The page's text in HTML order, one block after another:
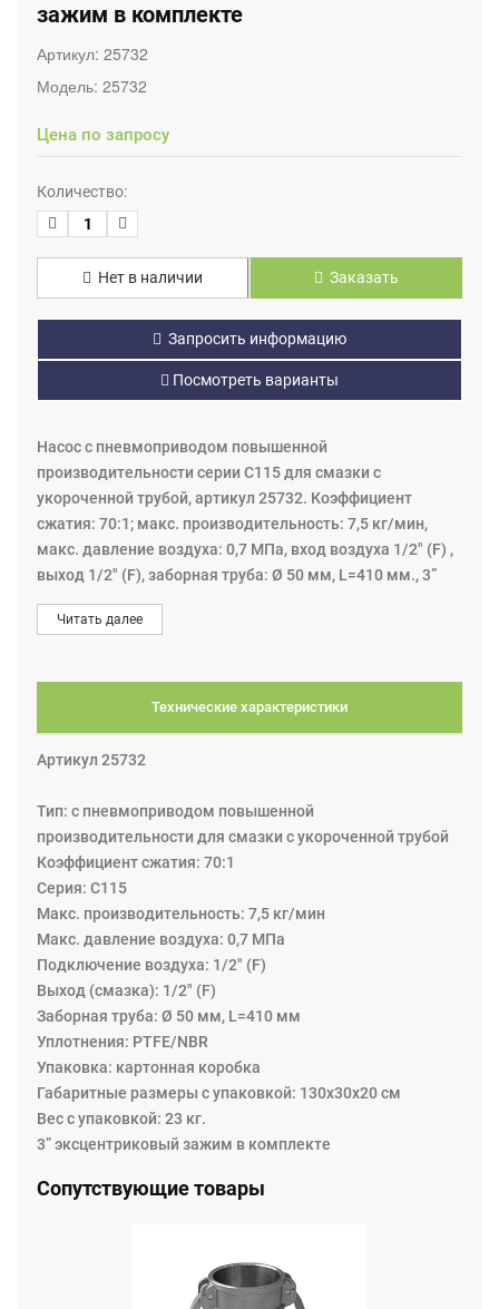
зажим в комплекте
Артикул: 25732
Модель: 25732
Цена по запросу
Количество:
Нет в наличии Заказать
Запросить информацию
Посмотреть варианты
Насос с пневмоприводом повышенной
производительности серии C115 для смазки с
укороченной трубой, артикул 25732. Коэффициент
сжатия: 70:1; макс. производительность: 7,5 кг/мин,
макс. давление воздуха: 0,7 МПа, вход воздуха 1/2" (F) ,
выход 1/2" (F), заборная труба: Ø 50 мм, L=410 мм., 3”
эксцентриковый зажим в комплекте, вес 18 кг.
Насос для смазки 70:1 оснащён уникальным
больших трубопроводных систем, для раздачия смазок
Высокопроизводительные насосы с пневмоприводом
предназначены для выполнения сложных задач в
следующих областях: • Промышленность • Внедорожное
оборудование • Горнодобывающая промышленность и
строительство • Обслуживание большегрузных грузовых
автомобилей • Морские порты. Насосы серии C115 были
специально разработаны для доставки по длинным
трубопроводам или к нескольким точкам раздачи всех
видов масла и смазки при постоянном высоком
расходе. Наш широкий ассортимент насосов
обеспечивает необходимую уверенность, чтобы
предложить решения для быстрой прокачки больших
объемов на большие расстояния.
Сердцем любой системы раздачи смазки является
насос. Насосы Eurolube известны во всем мире
использовании и безотказной работе.
смазки под высоким давлением в больших
трубопроводах с одновременной раздачей.
Читать далее
Технические характеристики
Артикул 25732
Тип: с пневмоприводом повышенной
производительности для смазки с укороченной трубой
Коэффициент сжатия: 70:1
Серия: C115
Макс. производительность: 7,5 кг/мин
Макс. давление воздуха: 0,7 МПа
Подключение воздуха: 1/2" (F)
Выход (смазка): 1/2" (F)
Заборная труба: Ø 50 мм, L=410 мм
Уплотнения: PTFE/NBR
Упаковка: картонная коробка
Габаритные размеры с упаковкой: 130x30x20 см
Вес с упаковкой: 23 кг.
3” эксцентриковый зажим в комплекте
Сопутствующие товары